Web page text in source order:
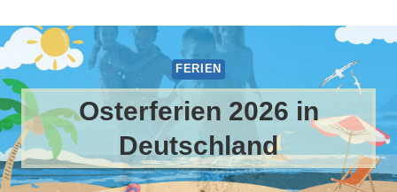
FERIEN
Osterferien 2026 in
Deutschland